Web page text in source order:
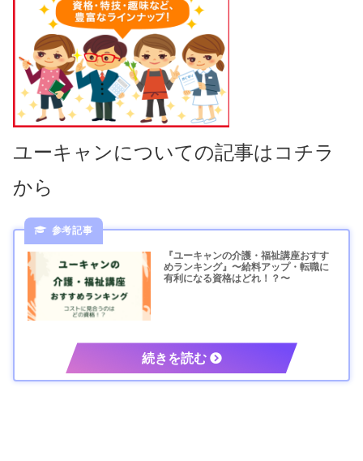
ユーキャンについての記事はコチラ
から
『ユーキャンの介護・福祉講座おすす
めランキング』〜給料アップ・転職に
有利になる資格はどれ！？〜